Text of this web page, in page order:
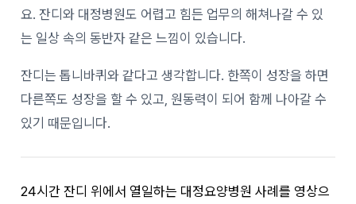
요. 잔디와 대정병원도 어렵고 힘든 업무의 해쳐나갈 수 있
는 일상 속의 동반자 같은 느낌이 있습니다.
잔디는 톱니바퀴와 같다고 생각합니다. 한쪽이 성장을 하면
다른쪽도 성장을 할 수 있고, 원동력이 되어 함께 나아갈 수
있기 때문입니다.
24시간 잔디 위에서 열일하는 대정요양병원 사례를 영상으